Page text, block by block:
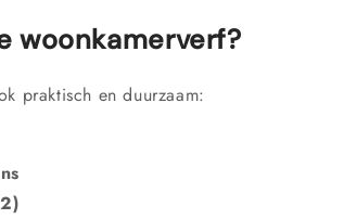
woonkamerverf?
praktisch en duurzaam: